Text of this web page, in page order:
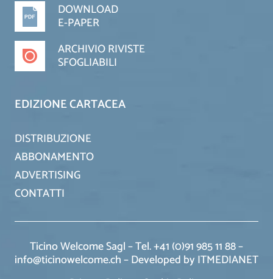
DOWNLOAD
E-PAPER
ARCHIVIO RIVISTE
SFOGLIABILI
EDIZIONE CARTACEA
DISTRIBUZIONE
ABBONAMENTO
ADVERTISING
CONTATTI
Ticino Welcome Sagl – Tel. +41 (0)91 985 11 88 –
info@ticinowelcome.ch –Developed by ITMEDIANET